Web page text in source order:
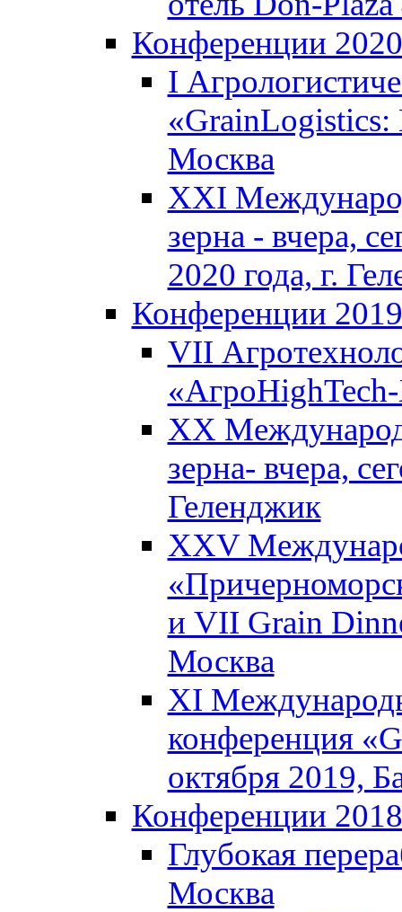
Конференции 2020
I
«GrainLogistics:
Москва
XXI
зерна - вчера,
2020 года, г.
Конференции 2019
VII
XX
зерна- вчера,
Геленджик
XXV
и VII Grain
Москва
XI
конференция
октября 2019,
Конференции 2018
Глубокая
Москва